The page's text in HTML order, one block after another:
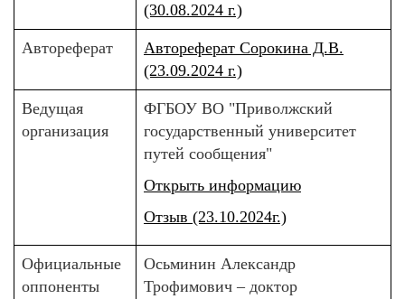
(30.08.2024 г.)
Автореферат
Автореферат Сорокина Д.В.
(23.09.2024 г.)
Ведущая
организация
ФГБОУ ВО "Приволжский
государственный университет
путей сообщения"
Открыть информацию
Отзыв (23.10.2024г.)
Официальные
оппоненты
Осьминин Александр
Трофимович – доктор